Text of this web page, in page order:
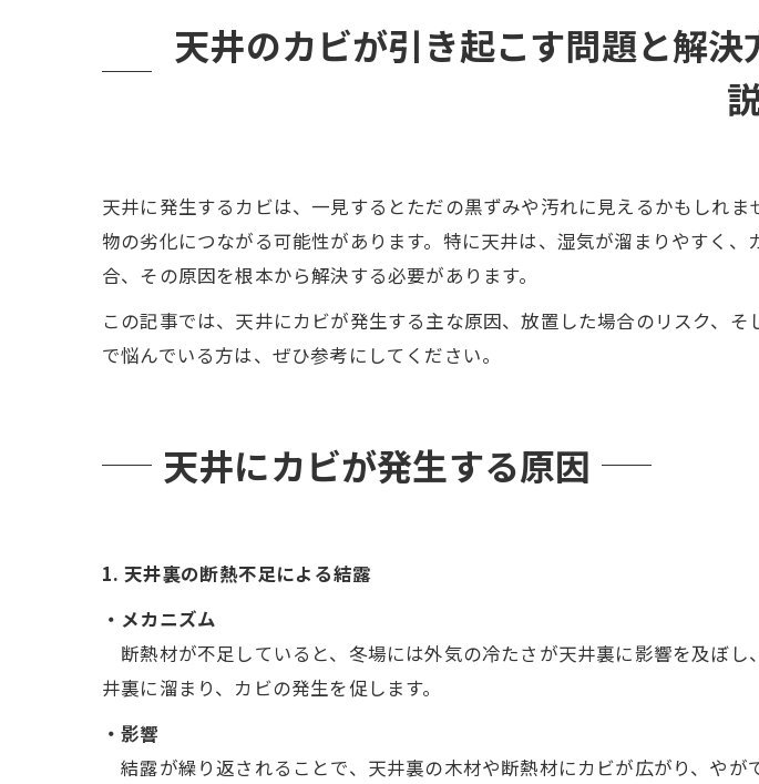
カビバスターズ福岡のサービス内容
天井のカビが引き起こす問題と解
天井に発生するカビは、一見するとただの黒ずみや汚れに見えるかもしれ
物の劣化につながる可能性があります。特に天井は、湿気が溜まりやすく
合、その原因を根本から解決する必要があります。
この記事では、天井にカビが発生する主な原因、放置した場合のリスク、
で悩んでいる方は、ぜひ参考にしてください。
天井にカビが発生する原因
1. 天井裏の断熱不足による結露
・メカニズム
断熱材が不足していると、冬場には外気の冷たさが天井裏に影響を及ぼ
井裏に溜まり、カビの発生を促します。
・影響
結露が繰り返されることで、天井裏の木材や断熱材にカビが広がり、やが